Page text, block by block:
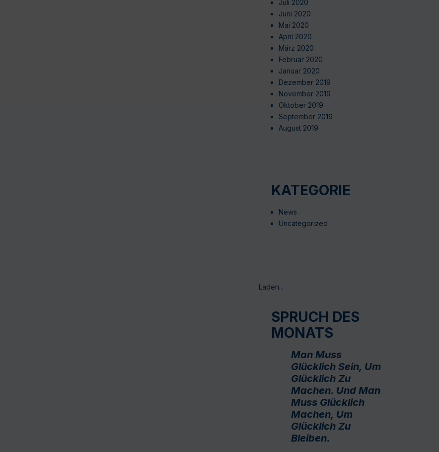
Juli 2020
Juni 2020
Mai 2020
April 2020
März 2020
Februar 2020
Januar 2020
Dezember 2019
November 2019
Oktober 2019
September 2019
August 2019
KATEGORIE
News
Uncategorized
Laden...
SPRUCH DES
MONATS
Man Muss
Glücklich Sein, Um
Glücklich Zu
Machen. Und Man
Muss Glücklich
Machen, Um
Glücklich Zu
Bleiben.